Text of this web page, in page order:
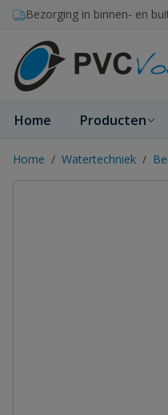
Ga naar de inhoud
Bezorging in binnen- en
Home Producten
Home / Watertechniek /